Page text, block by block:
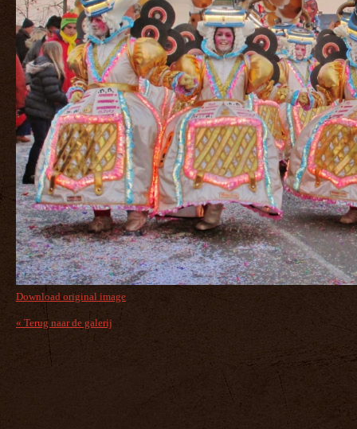
Download original image
« Terug naar de galerij